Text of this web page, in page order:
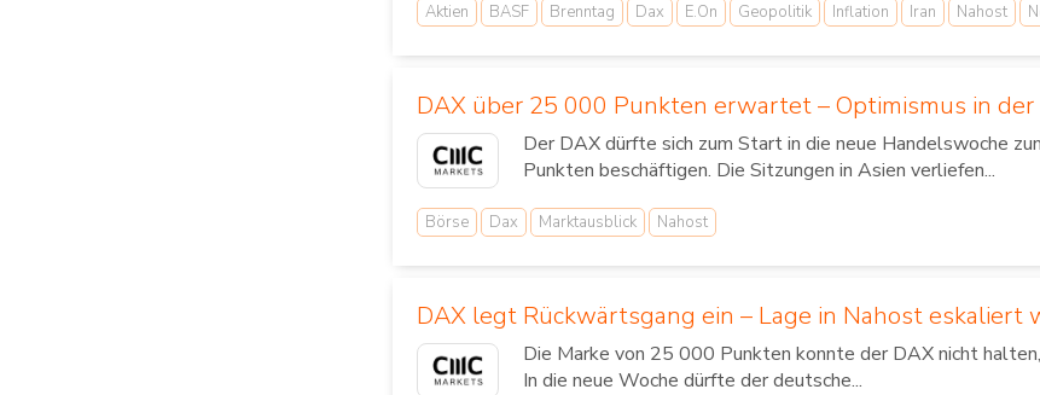
Aktien BASF Brenntag Dax E.On Geopolitik Inflation Iran Nahost
DAX über 25 000 Punkten erwartet – Optimismus in der
Der DAX dürfte sich zum Start in die neue Handelswoche
Punkten beschäftigen. Die Sitzungen in Asien verliefen...
Börse Dax Marktausblick Nahost
DAX legt Rückwärtsgang ein – Lage in Nahost eskaliert
Die Marke von 25 000 Punkten konnte der DAX nicht
In die neue Woche dürfte der deutsche...